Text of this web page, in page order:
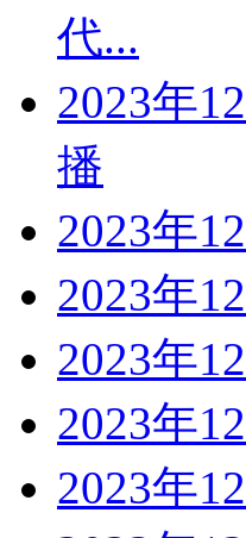
代...
2023年
播
2023年
2023年
2023年
2023年
2023年